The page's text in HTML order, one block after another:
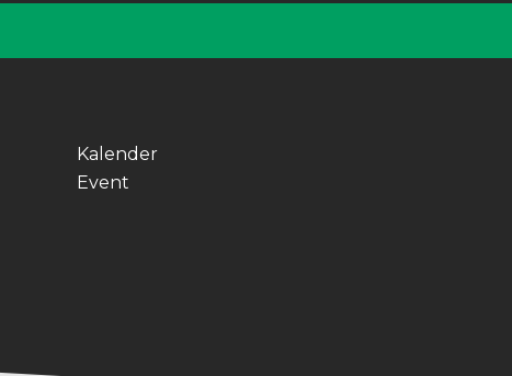
Kalender
Event